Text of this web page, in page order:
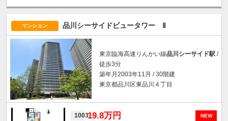
マンション 品川シーサイドビュータワー Ⅱ
東京臨海高速りんかい線品川シーサイド駅 /
徒歩3分
築年月2003年11月 / 30階建
東京都品川区東品川４丁目
NEW
100319.8万円